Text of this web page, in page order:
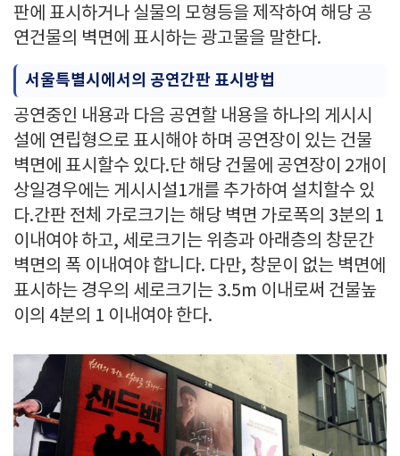
판에 표시하거나 실물의 모형등을 제작하여 해당 공
연건물의 벽면에 표시하는 광고물을 말한다.
서울특별시에서의 공연간판 표시방법
공연중인 내용과 다음 공연할 내용을 하나의 게시시
설에 연립형으로 표시해야 하며 공연장이 있는 건물
벽면에 표시할수 있다.단 해당 건물에 공연장이 2개이
상일경우에는 게시시설1개를 추가하여 설치할수 있
다.간판 전체 가로크기는 해당 벽면 가로폭의 3분의 1
이내여야 하고, 세로크기는 위층과 아래층의 창문간
벽면의 폭 이내여야 합니다. 다만, 창문이 없는 벽면에
표시하는 경우의 세로크기는 3.5m 이내로써 건물높
이의 4분의 1 이내여야 한다.